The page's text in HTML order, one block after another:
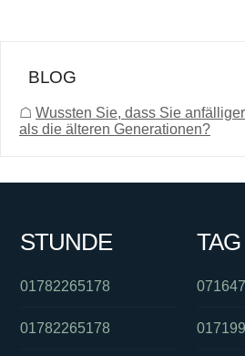
BLOG
☖ Wussten Sie, dass Sie
als die älteren Generationen?
STUNDE
01782265178
01782265178
TAG